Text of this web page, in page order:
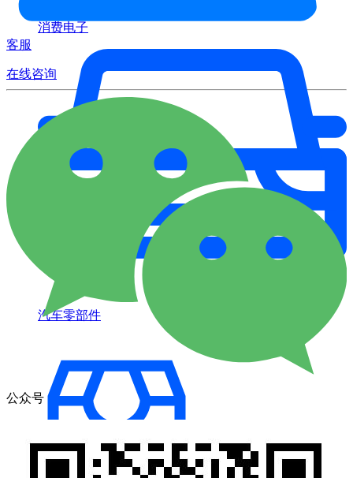
消费电子
汽车零部件
客服
在线咨询
公众号